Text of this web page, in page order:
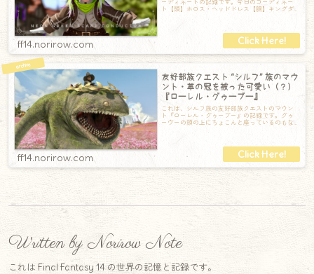
ーディネートの記録です。今日のコーディネー
ト【頭】ホロス・ヘッドドレス【胴】キングダ
ff14.norirow.com
友好部族クエスト “シルフ” 族のマウ
ント・草の冠を被った可愛い（？）
『ローレル・グゥーブー』
これは、シルフ族の友好部族クエストのマウン
ト『ローレル・グゥーブー』の記録です。グゥ
ーヴーの頭の上にちょこんと座っているのもな
ff14.norirow.com
Written by Norirow Note
これは Final Fantasy 14 の世界の記憶と記録です。